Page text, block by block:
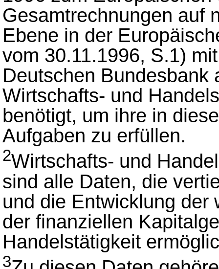
Gesamtrechnungen auf
Ebene in der
vom 30.11.1996, S.1)
Deutschen Bundesbank
Wirtschafts- und
benötigt, um ihre in
Aufgaben zu erfüllen.
2Wirtschafts- und
sind alle Daten, die
und die Entwicklung der
der finanziellen
Handelstätigkeit
3